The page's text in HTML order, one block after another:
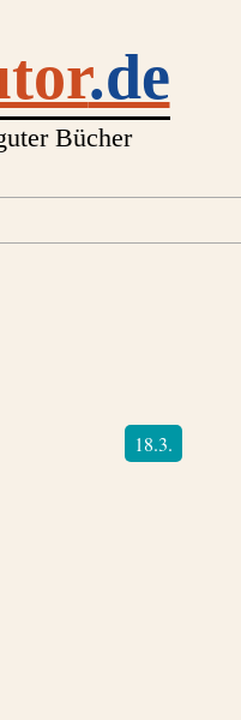
.de
Bücher
18.3.